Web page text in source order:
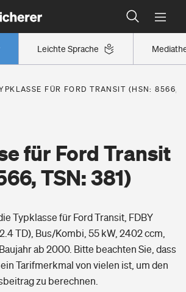
Leichte Sprache
Jetzt Versicherer finden
ist Ihre Region eingestuft
Jetzt Versicherer finden
FÜR FORD TRANSIT (HSN: 8566,
für Ford Transit
TSN: 381)
Typklasse für Ford Transit, FDBY
TD), Bus/Kombi, 55 kW, 2402 ccm,
ab 2000. Bitte beachten Sie, dass
Tarifmerkmal von vielen ist, um den
zu berechnen.